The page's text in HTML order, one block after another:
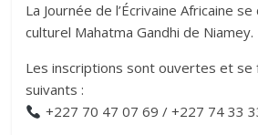
La Journée de l’Écrivaine Africaine
culturel Mahatma Gandhi de Niamey.
Les inscriptions sont ouvertes et se
suivants :
+227 70 47 07 69 / +227 74 33